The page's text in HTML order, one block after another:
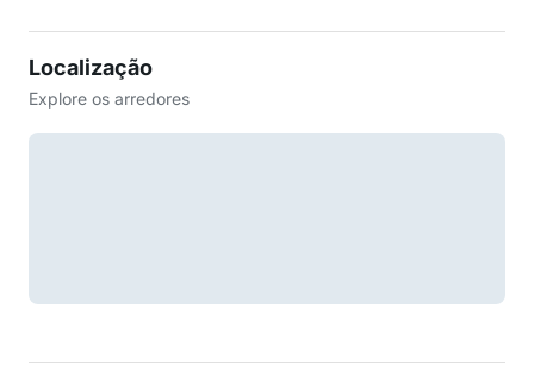
Localização
Explore os arredores